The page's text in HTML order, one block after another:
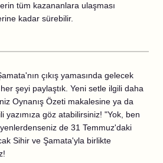
tüm kazananlara ulaşması
kadar sürebilir.
çıkış yamasında gelecek
şeyi paylaştık. Yeni setle ilgili daha
Oynanış Özeti makalesine ya da
yazımıza göz atabilirsiniz! "Yok, ben
de 31 Temmuz'daki
Sihir ve Şamata'yla birlikte